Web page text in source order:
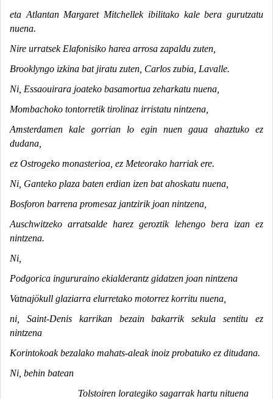
eta Atlantan Margaret Mitchellek ibilitako kale bera gurutzatu
nuena.
Nire urratsek Elafonisiko harea arrosa zapaldu zuten,
Brooklyngo izkina bat jiratu zuten, Carlos zubia, Lavalle.
Ni, Essaouirara joateko basamortua zeharkatu nuena,
Mombachoko tontorretik tirolinaz irristatu nintzena,
Amsterdamen kale gorrian lo egin nuen gaua ahaztuko ez
dudana,
ez Ostrogeko monasterioa, ez Meteorako harriak ere.
Ni, Ganteko plaza baten erdian izen bat ahoskatu nuena,
Bosforon barrena promesaz jantzirik joan nintzena,
Auschwitzeko arratsalde harez geroztik lehengo bera izan ez
nintzena.
Ni,
Podgorica ingururaino ekialderantz gidatzen joan nintzena
Vatnajökull glaziarra elurretako motorrez korritu nuena,
ni, Saint-Denis karrikan bezain bakarrik sekula sentitu ez
nintzena
Korintokoak bezalako mahats-aleak inoiz probatuko ez ditudana.
Ni, behin batean
Tolstoiren lorategiko sagarrak hartu nituena